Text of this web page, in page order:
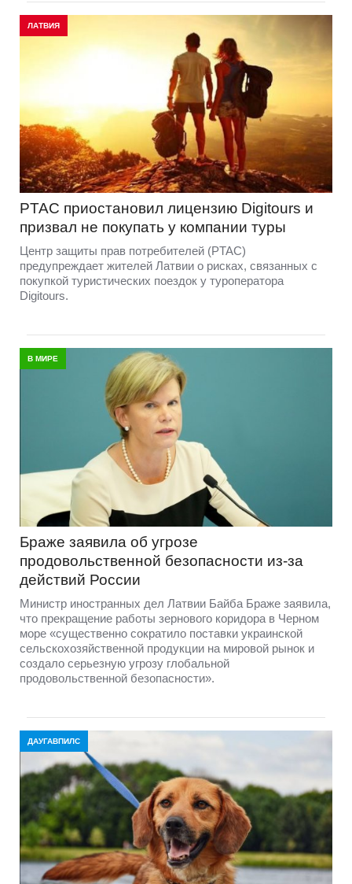
ЛАТВИЯ
PTAC приостановил лицензию Digitours и
призвал не покупать у компании туры
Центр защиты прав потребителей (PTAC)
предупреждает жителей Латвии о рисках, связанных с
покупкой туристических поездок у туроператора
Digitours.
В МИРЕ
Браже заявила об угрозе
продовольственной безопасности из-за
действий России
Министр иностранных дел Латвии Байба Браже заявила,
что прекращение работы зернового коридора в Черном
море «существенно сократило поставки украинской
сельскохозяйственной продукции на мировой рынок и
создало серьезную угрозу глобальной
продовольственной безопасности».
ДАУГАВПИЛС